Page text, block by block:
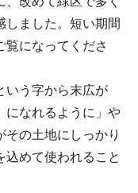
しました。短い期間
覧になってくださ
いう字から末広が
になれるように」や
その土地にしっかり
込めて使われること